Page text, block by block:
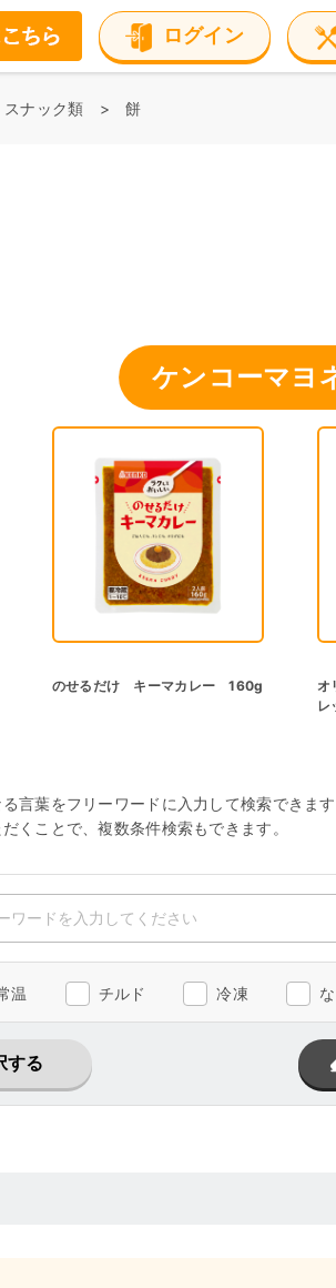
ログイン
スナック類 餅
ケンコーマヨ
のせるだけ キーマカレー 160g
オ
レ
言葉をフリーワードに入力して検索できます
くことで、複数条件検索もできます。
温 チルド 冷凍
する